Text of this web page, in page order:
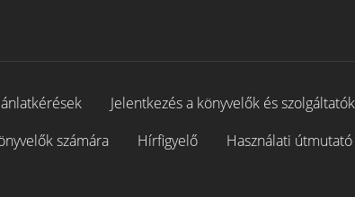
Jelentkezés a könyvelők és
számára
Hírfigyelő Használati útmutató